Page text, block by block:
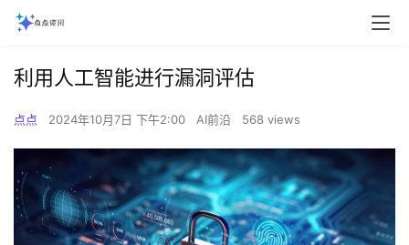
利用人工智能进行漏洞评估
点点 2024年10月7日 下午2:00 AI前沿 568 views